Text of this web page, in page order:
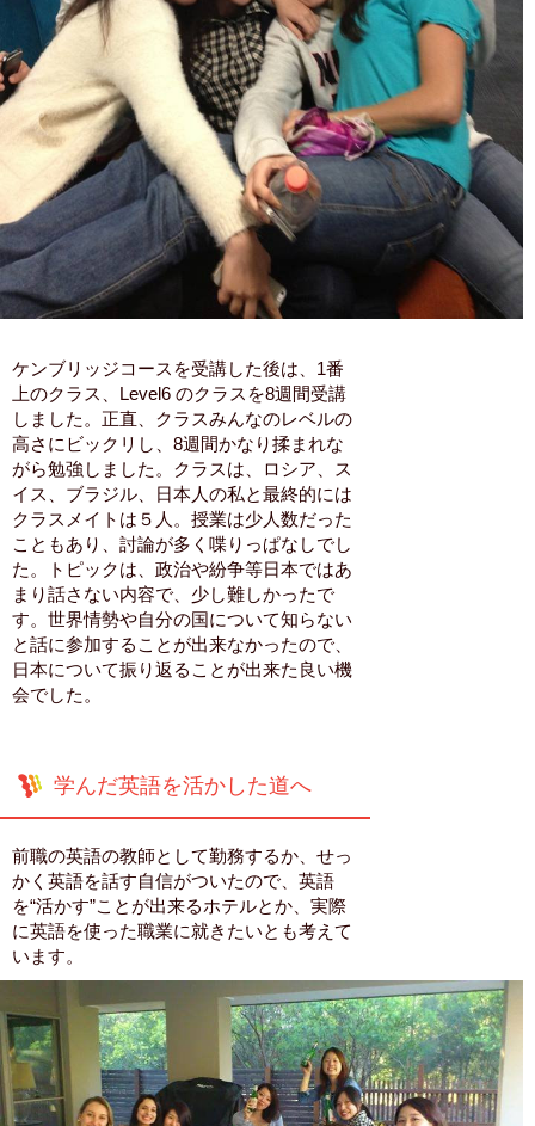
ケンブリッジコースを受講した後は、1番
上のクラス、Level6 のクラスを8週間受講
しました。正直、クラスみんなのレベルの
高さにビックリし、8週間かなり揉まれな
がら勉強しました。クラスは、ロシア、ス
イス、ブラジル、日本人の私と最終的には
クラスメイトは５人。授業は少人数だった
こともあり、討論が多く喋りっぱなしでし
た。トピックは、政治や紛争等日本ではあ
まり話さない内容で、少し難しかったで
す。世界情勢や自分の国について知らない
と話に参加することが出来なかったので、
日本について振り返ることが出来た良い機
会でした。
学んだ英語を活かした道へ
前職の英語の教師として勤務するか、せっ
かく英語を話す自信がついたので、英語
を“活かす”ことが出来るホテルとか、実際
に英語を使った職業に就きたいとも考えて
います。